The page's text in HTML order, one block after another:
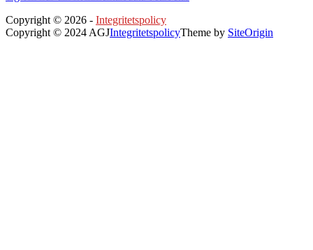
Copyright © 2026 - Integritetspolicy
Copyright © 2024 AGJIntegritetspolicyTheme by SiteOrigin